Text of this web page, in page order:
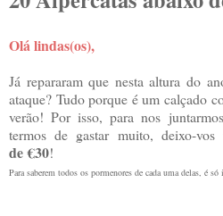
Olá lindas(os),
Já repararam que nesta altura do
ataque? Tudo porque é um calçado
verão! Por isso, para nos
termos de gastar muito, deixo-vos
de€30!
Para saberem todos os pormenores de cada uma delas, é